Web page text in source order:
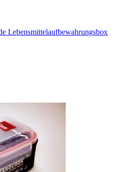
Lebensmittelaufbewahrungsbox